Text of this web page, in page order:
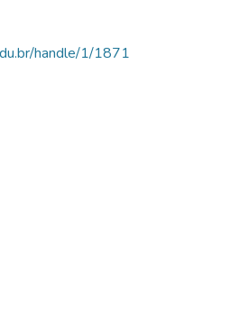
handle/1/1871